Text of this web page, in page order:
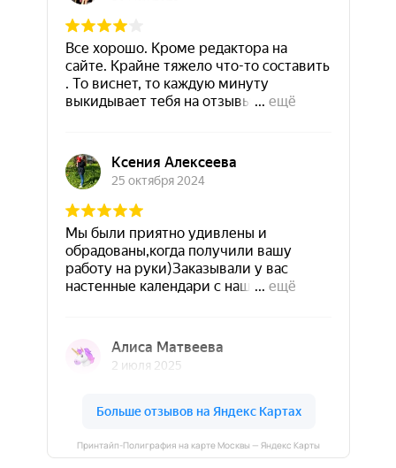
Принтайп-Полиграфия на карте Москвы — Яндекс Карты